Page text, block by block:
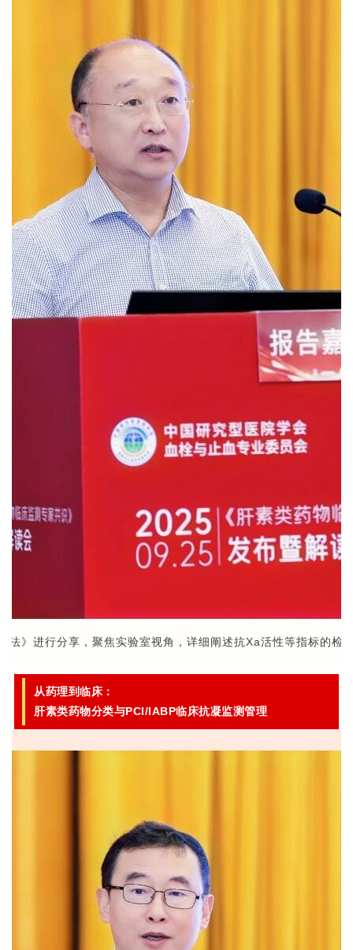
》进行分享，聚焦实验室视角，详细阐述抗Xa活性等指标的
从药理到临床：
肝素类药物分类与PCI/IABP临床抗凝监测管理